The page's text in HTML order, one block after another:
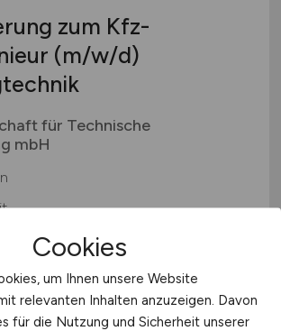
zum Kfz-
(m/w/d)
für Technische
mbH
Cookies
um Ihnen unsere Website
relevanten Inhalten anzuzeigen. Davon
für die Nutzung und Sicherheit unserer